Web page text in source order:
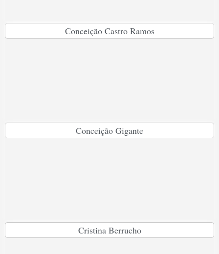
Conceição Castro Ramos
Conceição Gigante
Cristina Berrucho